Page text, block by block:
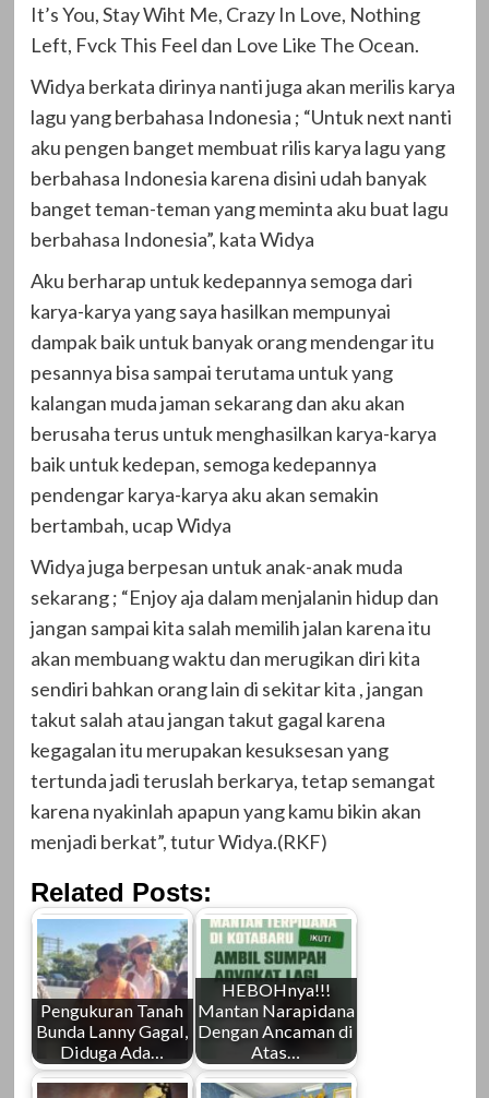
It’s You, Stay Wiht Me, Crazy In Love, Nothing
Left, Fvck This Feel dan Love Like The Ocean.
Widya berkata dirinya nanti juga akan merilis karya
lagu yang berbahasa Indonesia ; “Untuk next nanti
aku pengen banget membuat rilis karya lagu yang
berbahasa Indonesia karena disini udah banyak
banget teman-teman yang meminta aku buat lagu
berbahasa Indonesia”, kata Widya
Aku berharap untuk kedepannya semoga dari
karya-karya yang saya hasilkan mempunyai
dampak baik untuk banyak orang mendengar itu
pesannya bisa sampai terutama untuk yang
kalangan muda jaman sekarang dan aku akan
berusaha terus untuk menghasilkan karya-karya
baik untuk kedepan, semoga kedepannya
pendengar karya-karya aku akan semakin
bertambah, ucap Widya
Widya juga berpesan untuk anak-anak muda
sekarang ; “Enjoy aja dalam menjalanin hidup dan
jangan sampai kita salah memilih jalan karena itu
akan membuang waktu dan merugikan diri kita
sendiri bahkan orang lain di sekitar kita , jangan
takut salah atau jangan takut gagal karena
kegagalan itu merupakan kesuksesan yang
tertunda jadi teruslah berkarya, tetap semangat
karena nyakinlah apapun yang kamu bikin akan
menjadi berkat”, tutur Widya.(RKF)
Related Posts:
Pengukuran Tanah
Bunda Lanny Gagal,
Diduga Ada…
HEBOHnya!!!
Mantan Narapidana
Dengan Ancaman di
Atas…